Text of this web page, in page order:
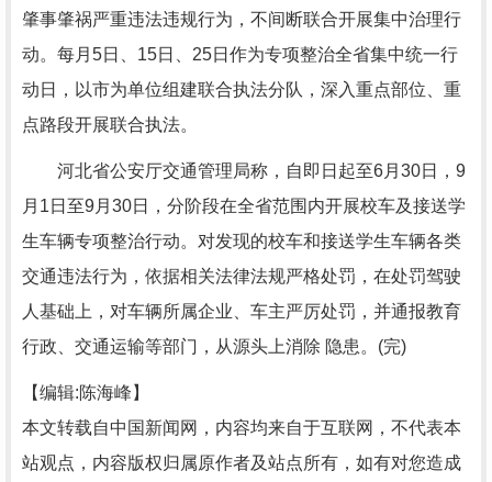
肇事肇祸严重违法违规行为，不间断联合开展集中治理行
动。每月5日、15日、25日作为专项整治全省集中统一行
动日，以市为单位组建联合执法分队，深入重点部位、重
点路段开展联合执法。
河北省公安厅交通管理局称，自即日起至6月30日，9
月1日至9月30日，分阶段在全省范围内开展校车及接送学
生车辆专项整治行动。对发现的校车和接送学生车辆各类
交通违法行为，依据相关法律法规严格处罚，在处罚驾驶
人基础上，对车辆所属企业、车主严厉处罚，并通报教育
行政、交通运输等部门，从源头上消除 隐患。(完)
【编辑:陈海峰】
本文转载自中国新闻网，内容均来自于互联网，不代表本
站观点，内容版权归属原作者及站点所有，如有对您造成